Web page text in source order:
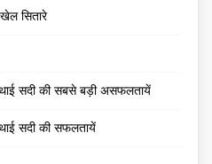
सितारे
सदी की सबसे बड़ी असफलतायें
सदी की सफलतायें